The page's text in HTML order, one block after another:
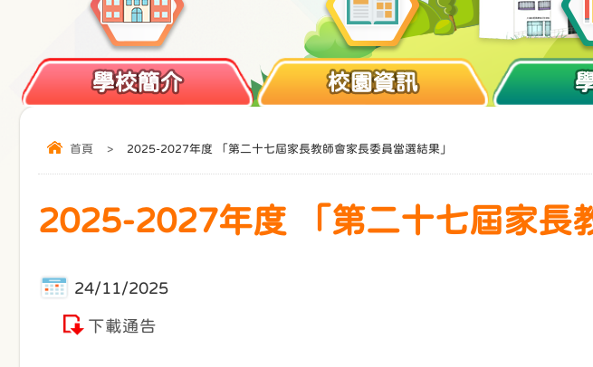
學校簡介 校園資訊
首頁 > 2025-2027年度 「第二十七屆家長教師會家長委員當選結果」
2025-2027年度 「第二十七屆家長
24/11/2025
下載通告